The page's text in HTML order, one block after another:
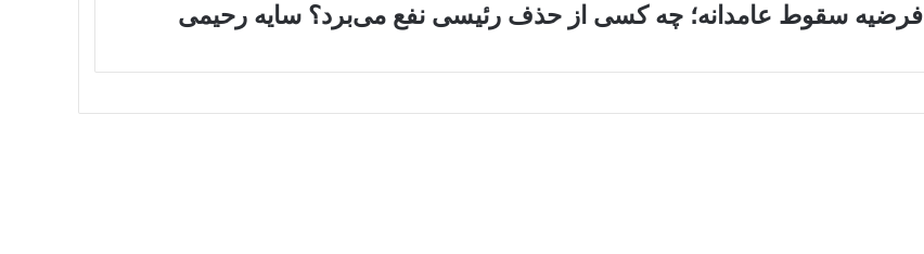
فرضیه سقوط عامدانه؛ چه کسی از حذف رئیسی نفع می‌برد؟ سایه رحیمی